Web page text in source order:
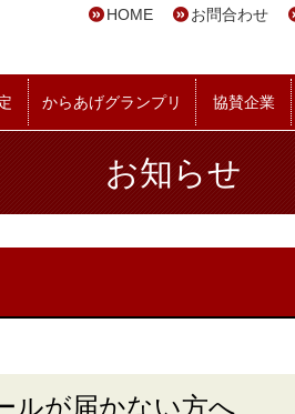
HOME お問合わせ
からあげグランプリ 協賛企業
お知らせ
ルが届かない方へ